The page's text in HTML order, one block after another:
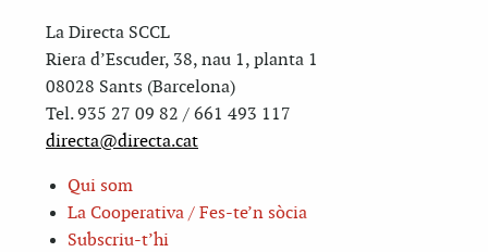
La Directa SCCL
Riera d’Escuder, 38, nau 1, planta 1
08028 Sants (Barcelona)
Tel. 935 27 09 82 / 661 493 117
directa@directa.cat
Qui som
La Cooperativa / Fes-te’n sòcia
Subscriu-t’hi